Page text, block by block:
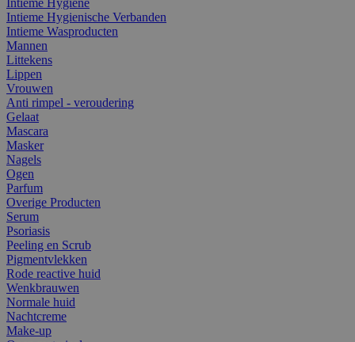
Intieme Hygienische Verbanden
Intieme Wasproducten
Mannen
Littekens
Lippen
Vrouwen
Anti rimpel - veroudering
Gelaat
Mascara
Masker
Nagels
Ogen
Parfum
Overige Producten
Serum
Psoriasis
Peeling en Scrub
Pigmentvlekken
Rode reactive huid
Wenkbrauwen
Normale huid
Nachtcreme
Make-up